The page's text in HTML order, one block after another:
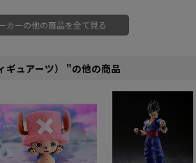
カーの他の商品を全て見る
ュアーツ） "の他の商品